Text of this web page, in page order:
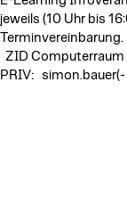
jeweils (10 Uhr bis
ZID Computerraum
PRIV: